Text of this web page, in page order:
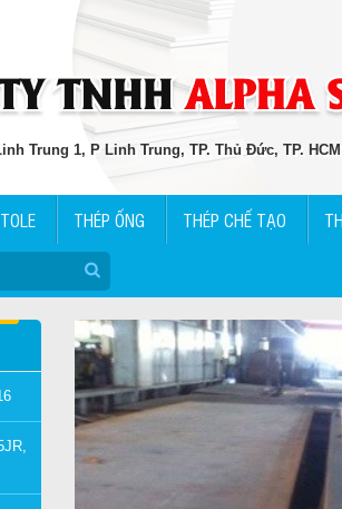
Trung 1, P Linh Trung, TP. Thủ Đức, TP.
THÉP ỐNG THÉP CHẾ TẠO